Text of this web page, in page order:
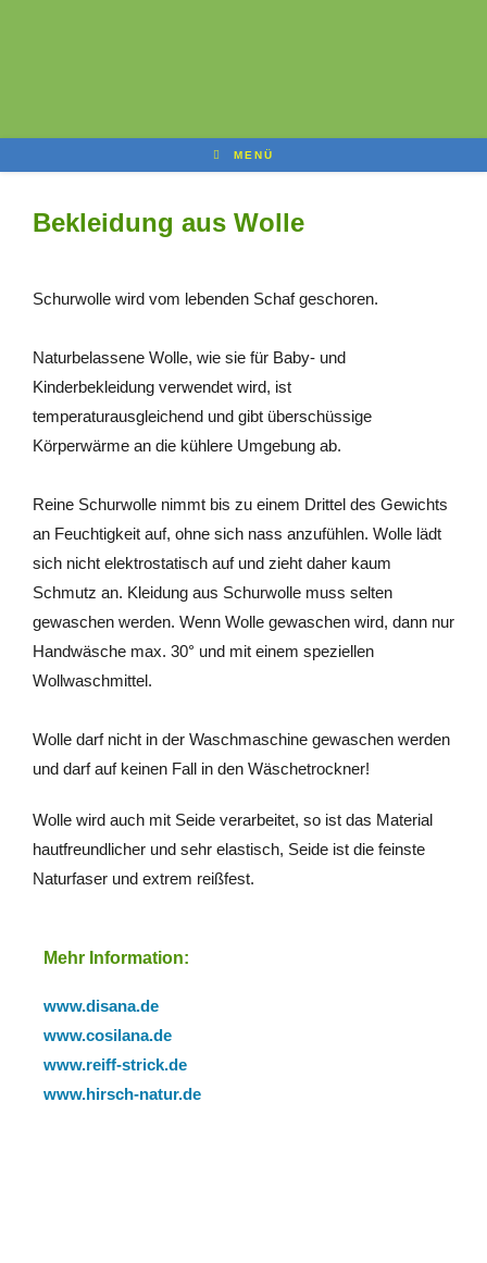
MENÜ
Bekleidung aus Wolle
Schurwolle wird vom lebenden Schaf geschoren.
Naturbelassene Wolle, wie sie für Baby- und
Kinderbekleidung verwendet wird, ist
temperaturausgleichend und gibt überschüssige
Körperwärme an die kühlere Umgebung ab.
Reine Schurwolle nimmt bis zu einem Drittel des Gewichts
an Feuchtigkeit auf, ohne sich nass anzufühlen. Wolle lädt
sich nicht elektrostatisch auf und zieht daher kaum
Schmutz an. Kleidung aus Schurwolle muss selten
gewaschen werden. Wenn Wolle gewaschen wird, dann nur
Handwäsche max. 30° und mit einem speziellen
Wollwaschmittel.
Wolle darf nicht in der Waschmaschine gewaschen werden
und darf auf keinen Fall in den Wäschetrockner!
Wolle wird auch mit Seide verarbeitet, so ist das Material
hautfreundlicher und sehr elastisch, Seide ist die feinste
Naturfaser und extrem reißfest.
Mehr Information:
www.disana.de
www.cosilana.de
www.reiff-strick.de
www.hirsch-natur.de